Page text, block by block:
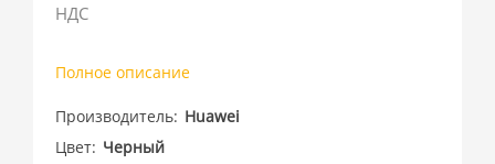
НДС
Полное описание
Производитель Huawei
Цвет Черный